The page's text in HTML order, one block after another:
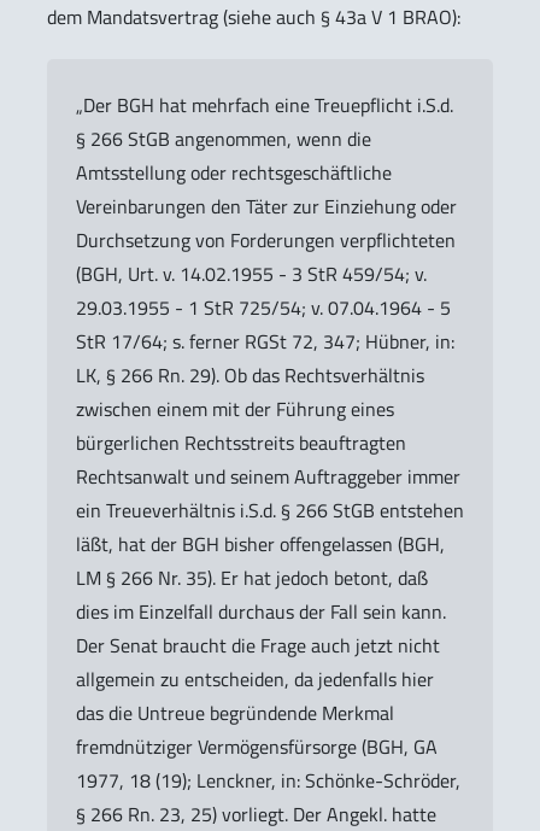
dem Mandatsvertrag (siehe auch § 43a V 1 BRAO):
„Der BGH hat mehrfach eine Treuepflicht i.S.d.
§ 266 StGB angenommen, wenn die
Amtsstellung oder rechtsgeschäftliche
Vereinbarungen den Täter zur Einziehung oder
Durchsetzung von Forderungen verpflichteten
(BGH, Urt. v. 14.02.1955 - 3 StR 459/54; v.
29.03.1955 - 1 StR 725/54; v. 07.04.1964 - 5
StR 17/64; s. ferner RGSt 72, 347; Hübner, in:
LK, § 266 Rn. 29). Ob das Rechtsverhältnis
zwischen einem mit der Führung eines
bürgerlichen Rechtsstreits beauftragten
Rechtsanwalt und seinem Auftraggeber immer
ein Treueverhältnis i.S.d. § 266 StGB entstehen
läßt, hat der BGH bisher offengelassen (BGH,
LM § 266 Nr. 35). Er hat jedoch betont, daß
dies im Einzelfall durchaus der Fall sein kann.
Der Senat braucht die Frage auch jetzt nicht
allgemein zu entscheiden, da jedenfalls hier
das die Untreue begründende Merkmal
fremdnütziger Vermögensfürsorge (BGH, GA
1977, 18 (19); Lenckner, in: Schönke-Schröder,
§ 266 Rn. 23, 25) vorliegt. Der Angekl. hatte